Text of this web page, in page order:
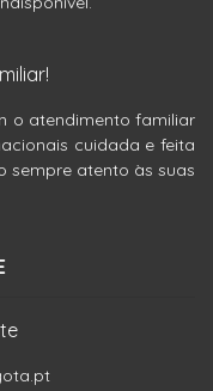
o atendimento familiar
cuidada e feita
sempre atento às suas